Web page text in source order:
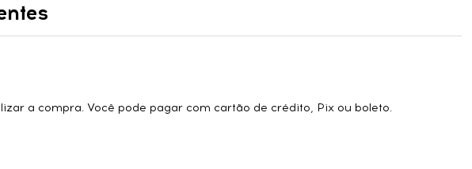
a compra. Você pode pagar com cartão de crédito, Pix ou boleto.